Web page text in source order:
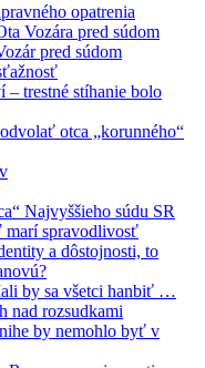
opatrenia
Vozára pred súdom
pred súdom
– trestné stíhanie bolo
otca „korunného“
Najvyššieho súdu SR
marí spravodlivosť
a dôstojnosti, to
by sa všetci hanbiť …
nad rozsudkami
by nemohlo byť v